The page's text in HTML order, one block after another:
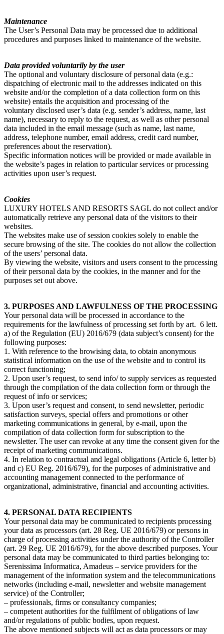
Maintenance
The User’s Personal Data may be processed due to additional
procedures and purposes linked to maintenance of the website.
Data provided voluntarily by the user
The optional and voluntary disclosure of personal data (e.g.:
dispatching of electronic mail to the addresses indicated on this
website and/or the completion of a data collection form on this
website) entails the acquisition and processing of the
voluntary disclosed user’s data (e.g. sender’s address, name, last
name), necessary to reply to the request, as well as other personal
data included in the email message (such as name, last name,
address, telephone number, email address, credit card number,
preferences about the reservation).
Specific information notices will be provided or made available in
the website’s pages in relation to particular services or processing
activities upon user’s request.
Cookies
LUXURY HOTELS AND RESORTS SAGL do not collect and/or
automatically retrieve any personal data of the visitors to their
websites.
The websites make use of session cookies solely to enable the
secure browsing of the site. The cookies do not allow the collection
of the users’ personal data.
By viewing the website, visitors and users consent to the processing
of their personal data by the cookies, in the manner and for the
purposes set out above.
3. PURPOSES AND LAWFULNESS OF THE PROCESSING
Your personal data will be processed in accordance to the
requirements for the lawfulness of processing set forth by art. 6 lett.
a) of the Regulation (EU) 2016/679 (data subject’s consent) for the
following purposes:
1. With reference to the browising data, to obtain anonymous
statistical information on the use of the website and to control its
correct functioning;
2. Upon user’s request, to send info/ to supply services as requested
through the compilation of the data collection form or through the
request of info or services;
3. Upon user’s request and consent, to send newsletter, periodic
satisfaction surveys, special offers and promotions or other
marketing communications in general, by e-mail, upon the
compilation of data collection form for subscription to the
newsletter. The user can revoke at any time the consent given for the
receipt of marketing communications.
4. In relation to contractual and legal obligations (Article 6, letter b)
and c) EU Reg. 2016/679), for the purposes of administrative and
accounting management connected to the performance of
organizational, administrative, financial and accounting activities.
4. PERSONAL DATA RECIPIENTS
Your personal data may be communicated to recipients processing
your data as processors (art. 28 Reg. UE 2016/679) or persons in
charge of processing activities under the authority of the Controller
(art. 29 Reg. UE 2016/679), for the above described purposes. Your
personal data may be communicated to third parties belonging to:
Serenissima Informatica, Amadeus – service providers for the
management of the information system and the telecommunications
networks (including e-mail, newsletter and website management
service) of the Controller;
– professionals, firms or consultancy companies;
– competent authorities for the fulfilment of obligations of law
and/or regulations of public bodies, upon request.
The above mentioned subjects will act as data processors or may